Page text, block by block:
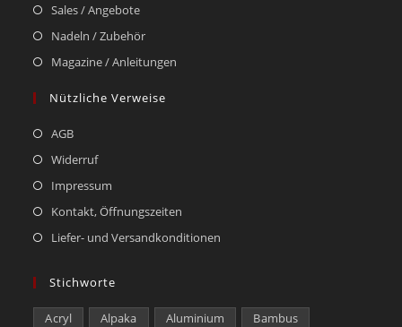
Sales / Angebote
Nadeln / Zubehör
Magazine / Anleitungen
Nützliche Verweise
AGB
Widerruf
Impressum
Kontakt, Öffnungszeiten
Liefer- und Versandkonditionen
Stichworte
Acryl Alpaka Aluminium
Bambus